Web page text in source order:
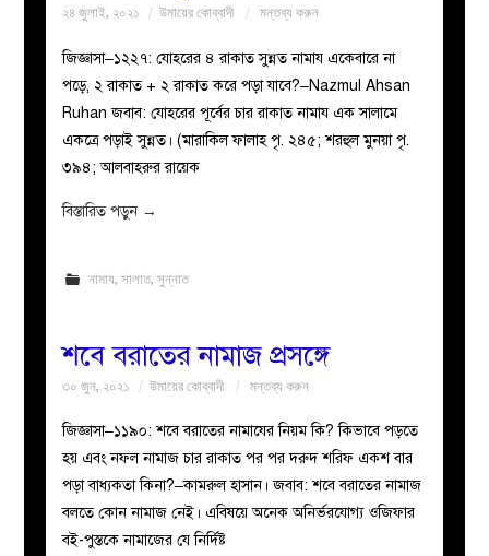
মজলিস
প্রশ্ন
করুন
২৪ জুলাই, ২০২১ উমায়ের কোব্বাদী মন্তব্য করুন
জিজ্ঞাসা–১২২৭: যোহরের ৪ রাকাত সুন্নত নামায একেবারে না
পড়ে, ২ রাকাত + ২ রাকাত করে পড়া যাবে?–Nazmul Ahsan
Ruhan জবাব: যোহরের পূর্বের চার রাকাত নামায এক সালামে
একত্রে পড়াই সুন্নত। (মারাকিল ফালাহ পৃ. ২৪৫; শরহুল মুনয়া পৃ.
৩৯৪; আলবাহরুর রায়েক
বিস্তারিত পড়ুন →
নামায, সালাত, সুন্নাত
শবে বরাতের নামাজ প্রসঙ্গে
৩০ জুন, ২০২১ উমায়ের কোব্বাদী মন্তব্য করুন
জিজ্ঞাসা–১১৯০: শবে বরাতের নামাযের নিয়ম কি? কিভাবে পড়তে
হয় এবং নফল নামাজ চার রাকাত পর পর দরুদ শরিফ একশ বার
পড়া বাধ্যকতা কিনা?–কামরুল হাসান। জবাব: শবে বরাতের নামাজ
বলতে কোন নামাজ নেই। এবিষয়ে অনেক অনির্ভরযোগ্য ওজিফার
বই-পুস্তকে নামাজের যে নির্দিষ্ট